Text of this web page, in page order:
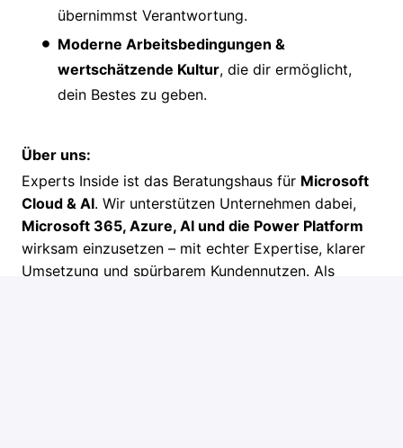
übernimmst Verantwortung.
Moderne Arbeitsbedingungen &
wertschätzende Kultur, die dir ermöglicht,
dein Bestes zu geben.
Über uns:
Experts Inside ist das Beratungshaus für Microsoft
Cloud & AI. Wir unterstützen Unternehmen dabei,
Microsoft 365, Azure, AI und die Power Platform
wirksam einzusetzen – mit echter Expertise, klarer
Umsetzung und spürbarem Kundennutzen. Als